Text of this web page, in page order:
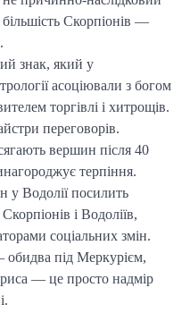
більшість Скорпіонів —
знак, який у
асоціювали з богом
торгівлі і хитрощів.
переговорів.
вершин після 40
терпіння.
у Водолії посилить
і Водоліїв,
соціальних змін.
під Меркурієм,
— це просто надмір